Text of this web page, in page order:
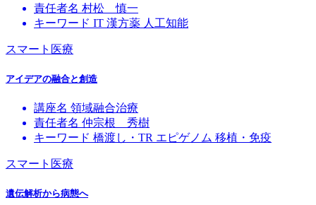
責任者名 村松 慎一
キーワード IT 漢方薬 人工知能
スマート医療
アイデアの融合と創造
講座名 領域融合治療
責任者名 仲宗根 秀樹
キーワード 橋渡し・TR エピゲノム 移植・免疫
スマート医療
遺伝解析から病態へ